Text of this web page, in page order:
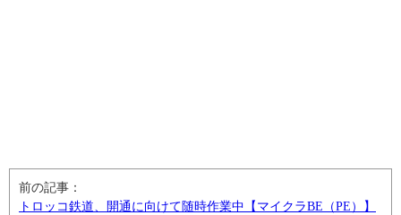
前の記事：
トロッコ鉄道、開通に向けて随時作業中【マイクラBE（PE）】